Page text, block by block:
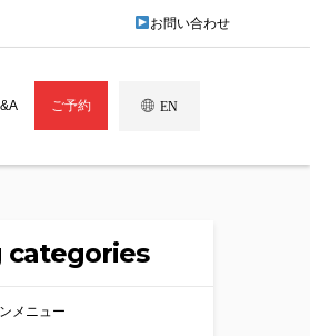
お問い合わせ
ご予約 EN
categories
メニュー